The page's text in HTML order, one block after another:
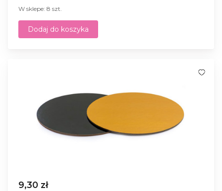
W sklepe: 8 szt.
Dodaj do koszyka
9,30 zł